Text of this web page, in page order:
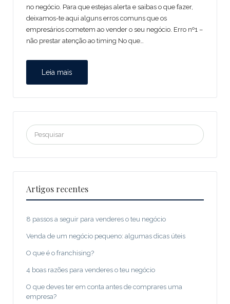
no negócio. Para que estejas alerta e saibas o que fazer,
deixamos-te aqui alguns erros comuns que os
empresários cometem ao vender o seu negócio. Erro nº1 –
não prestar atenção ao timing No que…
Leia mais
Procurar:
Artigos recentes
8 passos a seguir para venderes o teu negócio
Venda de um negócio pequeno: algumas dicas úteis
O que é o franchising?
4 boas razões para venderes o teu negócio
O que deves ter em conta antes de comprares uma
empresa?